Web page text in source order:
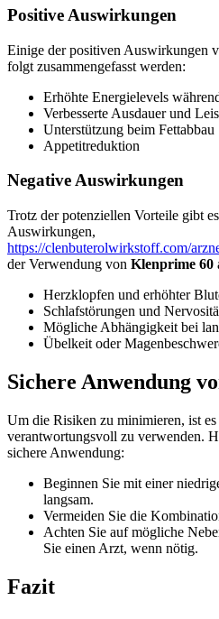
Positive Auswirkungen
Einige der positiven Auswirkungen
folgt zusammengefasst werden:
Erhöhte Energielevels
Verbesserte Ausdauer und
Unterstützung beim Fettabbau
Appetitreduktion
Negative Auswirkungen
Trotz der potenziellen Vorteile gibt
Auswirkungen,
https://clenbuterolwirkstoff.com/
der Verwendung von Klenprime 60
Herzklopfen und erhöhter
Schlafstörungen und
Mögliche Abhängigkeit bei
Übelkeit oder
Sichere Anwendung
Um die Risiken zu minimieren, ist
verantwortungsvoll zu verwenden.
sichere Anwendung:
Beginnen Sie mit einer
langsam.
Vermeiden Sie die
Achten Sie auf mögliche
Sie einen Arzt, wenn nötig.
Fazit